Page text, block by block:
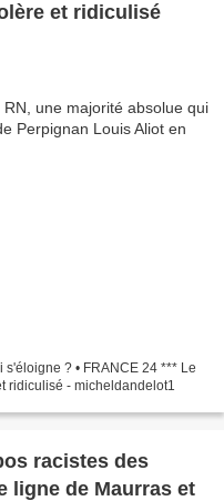
et ridiculisé
? • FRANCE 24 *** Le
ridiculisé - micheldandelot1
racistes des
ligne de Maurras et